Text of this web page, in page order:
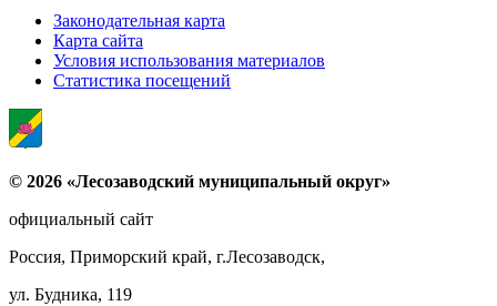
Законодательная карта
Карта сайта
Условия использования материалов
Статистика посещений
© 2026 «Лесозаводский муниципальный округ»
официальный сайт
Россия, Приморский край, г.Лесозаводск,
ул. Будника, 119